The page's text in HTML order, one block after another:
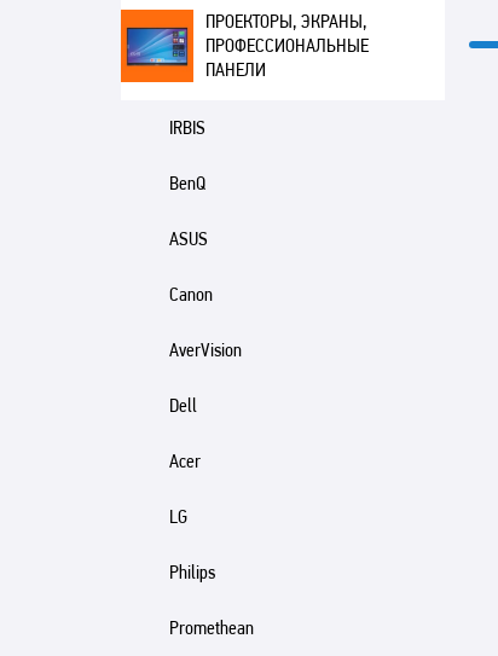
ПРОЕКТОРЫ, ЭКРАНЫ,
ПРОФЕССИОНАЛЬНЫЕ
ПАНЕЛИ
IRBIS
BenQ
ASUS
Canon
AverVision
Dell
Acer
LG
Philips
Promethean